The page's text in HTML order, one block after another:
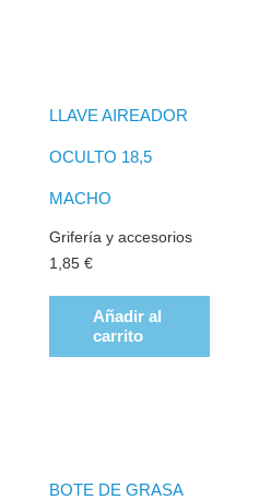
LLAVE AIREADOR
OCULTO 18,5
MACHO
Grifería y accesorios
1,85 €
Añadir al
carrito
BOTE DE GRASA